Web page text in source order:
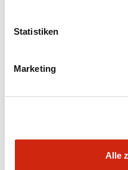
Statistiken
Marketing
Alle
Electrical